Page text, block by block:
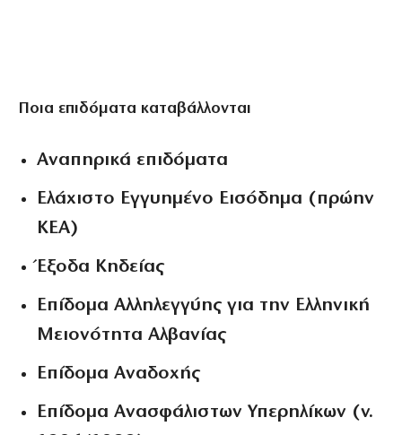
Ποια επιδόματα καταβάλλονται
Αναπηρικά επιδόματα
Ελάχιστο Εγγυημένο Εισόδημα (πρώην
ΚΕΑ)
Έξοδα Κηδείας
Επίδομα Αλληλεγγύης για την Ελληνική
Μειονότητα Αλβανίας
Επίδομα Αναδοχής
Επίδομα Ανασφάλιστων Υπερηλίκων (ν.